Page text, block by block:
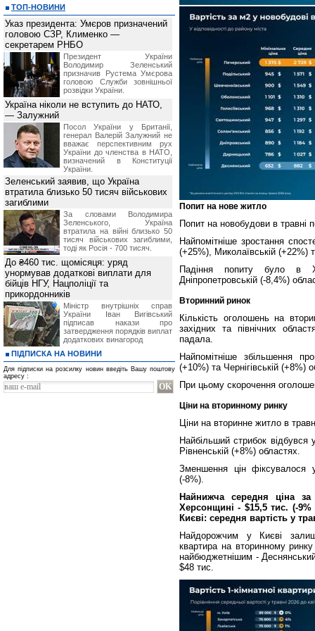
Попит на нове житло
Попит на новобудови в травні
Найпомітніше зростання
(+25%), Миколаївській (+22%)
Падіння попиту було в
Дніпропетровській (-8,4%)
Вторинний ринок
Кількість оголошень на
західних та північних
падала.
Найпомітніше збільшення
(+10%) та Чернігівській (+8%)
При цьому скорочення
Ціни на вторинному ринку
Ціни на вторинне житло в
Найбільший стрибок відбувся
Рівненській (+8%) областях.
Зменшення цін фіксувалося
(-8%).
Найнижча середня ціна
Херсонщині - $15,5 тис. (-
Києві: середня вартість у
Найдорожчим у Києві
квартира на вторинному
найбюджетнішим -
$48 тис.
ТОП-НОВИНИ
Указ президента: Умєров призначений
головою СЗР, Клименко —
секретарем РНБО
Президент України
Володимир Зеленський
призначив Pустема Умєрова
головою Служби зовнішньої
розвідки України.
Україна ніколи не вступить до НАТО,
— Залужний
Посол України у Британії,
генерал Валерій Залужний не
вважає перспективним рух
України до членства в НАТО,
визначений в Конституції
України.
Зеленський заявив, що Україна
втратила близько 50 тисяч військових
загиблими
За словами Володимира
Зеленського, Україна
втратила на війні близько 50
тисяч військових загиблими,
тоді як Росія - 700 тисяч.
До ₴460 тис. щомісяця: уряд
унормував додаткові виплати для
бійців НГУ, Нацполіції та
прикордонників
Міністр внутрішніх справ
України Іван Вигівський
підписав накази про
затвердження порядків виплат
додаткових винагород
ПІДПИСКА НА НОВИНИ
Для підписки на розсилку новин введіть Вашу поштову
адресу :